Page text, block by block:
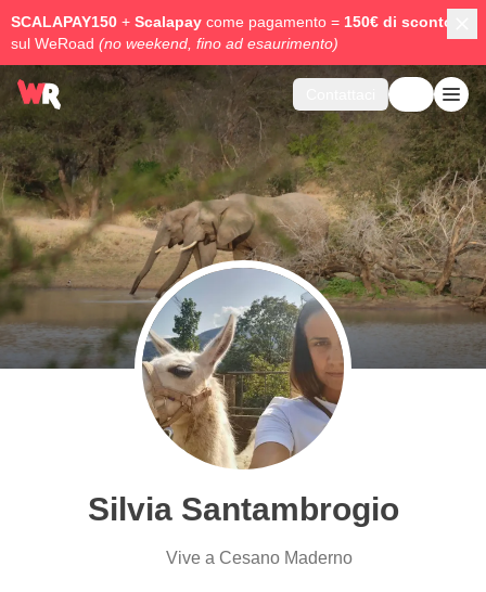
SCALAPAY150 + Scalapay come pagamento = 150€ di sconto
sul WeRoad (no weekend, fino ad esaurimento)
Silvia Santambrogio
Vive a Cesano Maderno